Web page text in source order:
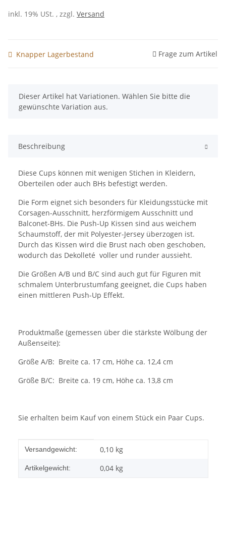
inkl. 19% USt. , zzgl. Versand
Knapper Lagerbestand Frage zum Artikel
x
Dieser Artikel hat Variationen. Wählen Sie bitte die
gewünschte Variation aus.
Beschreibung
Diese Cups können mit wenigen Stichen in Kleidern,
Oberteilen oder auch BHs befestigt werden.
Die Form eignet sich besonders für Kleidungsstücke mit
Corsagen-Ausschnitt, herzförmigem Ausschnitt und
Balconet-BHs. Die Push-Up Kissen sind aus weichem
Schaumstoff, der mit Polyester-Jersey überzogen ist.
Durch das Kissen wird die Brust nach oben geschoben,
wodurch das Dekolleté voller und runder aussieht.
Die Größen A/B und B/C sind auch gut für Figuren mit
schmalem Unterbrustumfang geeignet, die Cups haben
einen mittleren Push-Up Effekt.
Produktmaße (gemessen über die stärkste Wölbung der
Außenseite):
Größe A/B: Breite ca. 17 cm, Höhe ca. 12,4 cm
Größe B/C: Breite ca. 19 cm, Höhe ca. 13,8 cm
Sie erhalten beim Kauf von einem Stück ein Paar Cups.
Produkteigenschaft
Wert
Versandgewicht: 0,10 kg
Artikelgewicht: 0,04 kg